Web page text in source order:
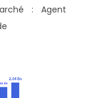
: Agent